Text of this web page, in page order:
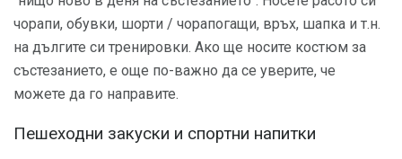
чорапи, обувки, шорти / чорапогащи, връх, шапка и т.н.
на дългите си тренировки. Ако ще носите костюм за
състезанието, е още по-важно да се уверите, че
можете да го направите.
Пешеходни закуски и спортни напитки